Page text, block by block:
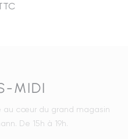
MIDI
au cœur du grand magasin
De 15h à 19h.